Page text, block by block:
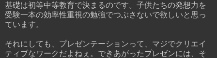
基礎は初等中等教育で決まるのです。子供たちの発想力を
受験一本の効率性重視の勉強でつぶさないで欲しいと思っ
ています。
それにしても、プレゼンテーションって、マジでクリエイ
ティブなワークだよねぇ。できあがったプレゼンには、そ